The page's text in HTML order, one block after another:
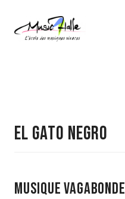
EL GATO NEGRO
Musique